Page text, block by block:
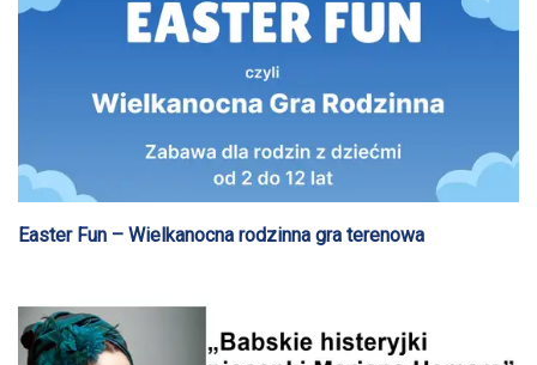
Easter Fun – Wielkanocna rodzinna gra terenowa